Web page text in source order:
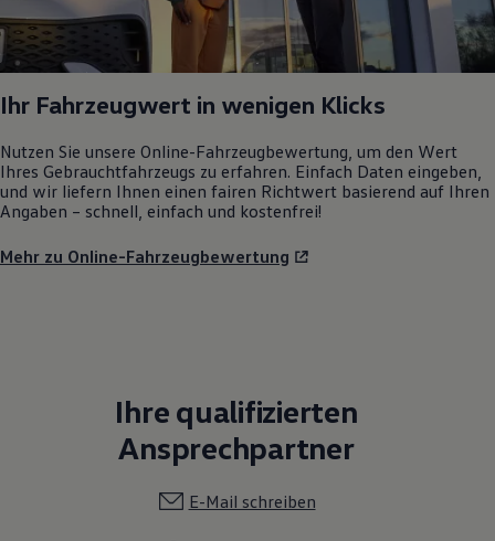
Ihr Fahrzeugwert in wenigen Klicks
Nutzen Sie unsere Online-Fahrzeugbewertung, um den Wert
Ihres Gebrauchtfahrzeugs zu erfahren. Einfach Daten eingeben,
und wir liefern Ihnen einen fairen Richtwert basierend auf Ihren
Angaben – schnell, einfach und kostenfrei!
Mehr zu Online-Fahrzeugbewertung
Ihre qualifizierten
Ansprechpartner
E-Mail schreiben